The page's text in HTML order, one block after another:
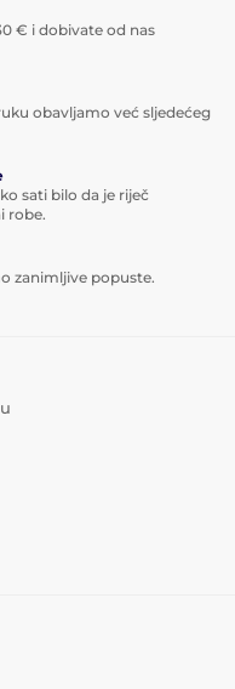
€ i dobivate od nas
obavljamo već sljedećeg
sati bilo da je riječ
robe.
zanimljive popuste.